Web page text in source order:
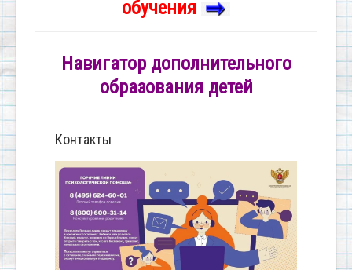
обучения
Навигатор дополнительного
образования детей
Контакты